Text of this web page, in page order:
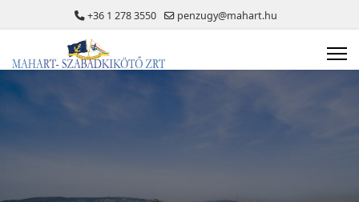
+36 1 278 3550 penzugy@mahart.hu